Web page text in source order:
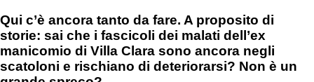
Qui c’è ancora tanto da fare. A proposito di
storie: sai che i fascicoli dei malati dell’ex
manicomio di Villa Clara sono ancora negli
scatoloni e rischiano di deteriorarsi? Non è un